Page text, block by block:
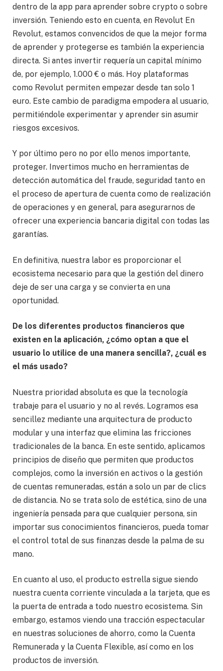
dentro de la app para aprender sobre crypto o sobre
inversión. Teniendo esto en cuenta, en Revolut En
Revolut, estamos convencidos de que la mejor forma
de aprender y protegerse es también la experiencia
directa. Si antes invertir requería un capital mínimo
de, por ejemplo, 1.000 € o más. Hoy plataformas
como Revolut permiten empezar desde tan solo 1
euro. Este cambio de paradigma empodera al usuario,
permitiéndole experimentar y aprender sin asumir
riesgos excesivos.
Y por último pero no por ello menos importante,
proteger. Invertimos mucho en herramientas de
detección automática del fraude, seguridad tanto en
el proceso de apertura de cuenta como de realización
de operaciones y en general, para asegurarnos de
ofrecer una experiencia bancaria digital con todas las
garantías.
En definitiva, nuestra labor es proporcionar el
ecosistema necesario para que la gestión del dinero
deje de ser una carga y se convierta en una
oportunidad.
De los diferentes productos financieros que
existen en la aplicación, ¿cómo optan a que el
usuario lo utilice de una manera sencilla?, ¿cuál es
el más usado?
Nuestra prioridad absoluta es que la tecnología
trabaje para el usuario y no al revés. Logramos esa
sencillez mediante una arquitectura de producto
modular y una interfaz que elimina las fricciones
tradicionales de la banca. En este sentido, aplicamos
principios de diseño que permiten que productos
complejos, como la inversión en activos o la gestión
de cuentas remuneradas, están a solo un par de clics
de distancia. No se trata solo de estética, sino de una
ingeniería pensada para que cualquier persona, sin
importar sus conocimientos financieros, pueda tomar
el control total de sus finanzas desde la palma de su
mano.
En cuanto al uso, el producto estrella sigue siendo
nuestra cuenta corriente vinculada a la tarjeta, que es
la puerta de entrada a todo nuestro ecosistema. Sin
embargo, estamos viendo una tracción espectacular
en nuestras soluciones de ahorro, como la Cuenta
Remunerada y la Cuenta Flexible, así como en los
productos de inversión.